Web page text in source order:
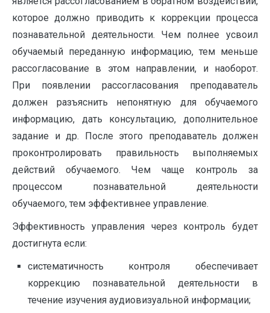
которое должно приводить к коррекции процесса
познавательной деятельности. Чем полнее усвоил
обучаемый переданную информацию, тем меньше
рассогласование в этом направлении, и наоборот.
При появлении рассогласования преподаватель
должен разъяснить непонятную для обучаемого
информацию, дать консультацию, дополнительное
задание и др. После этого преподаватель должен
проконтролировать правильность выполняемых
действий обучаемого. Чем чаще контроль за
процессом познавательной деятельности
обучаемого, тем эффективнее управление.
Эффективность управления через контроль будет
достигнута если:
систематичность контроля обеспечивает
коррекцию познавательной деятельности в
течение изучения аудиовизуальной информации;